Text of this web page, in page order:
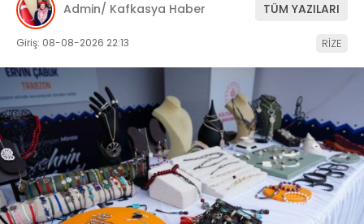
Admin/ Kafkasya Haber TÜM YAZILARI
Giriş: 08-08-2026 22:13 RİZE